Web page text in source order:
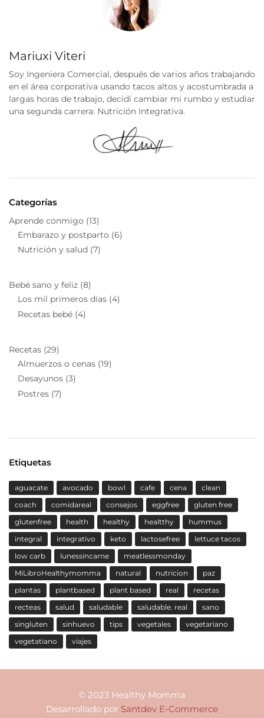
Mariuxi Viteri
Soy Ingeniera Comercial, después de varios años trabajando
en el área corporativa usando tacos altos y acostumbrada a
largas horas de trabajo, decidí cambiar mi rumbo y estudiar
una segunda carrera: Nutrición Integrativa.
Categorías
Aprende conmigo (13)
Embarazo y postparto (6)
Nutrición y salud (7)
Bebé sano y feliz (8)
Los mil primeros días (4)
Recetas bebé (4)
Recetas (29)
Almuerzos o cenas (19)
Desayunos (3)
Postres (7)
Etiquetas
aguacate avocado bowl cafe cena
clean
coach
comidareal consejos eggfree
gluten free
glutenfree
health healthy healtthy
hummus
integral
integrativo keto lactosefree
lettuce tacos
low carb
lunessincarne
meatlessmonday
MiLibroHealthymomma
natural nutricion
paz
plantas
plantbased plant based real
recetas
recteas
salud saludable saludable. real
sano
singluten
sinhuevo tips vegetales
vegetariano
vegetatiano
viajes
© 2023 Healthy Momma
Desarrollado por Santdev E-Commerce